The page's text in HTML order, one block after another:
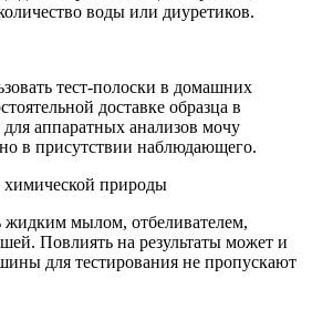
воды или диуретиков.
тест-полоски в домашних
доставке образца в
аппаратных анализов мочу
в присутствии наблюдающего.
химической природы
жидким мылом, отбеливателем,
Повлиять на результаты может и
для тестирования не пропускают